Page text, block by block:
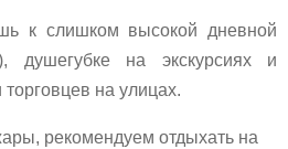
к слишком высокой дневной
душегубке на экскурсиях и
на улицах.
рекомендуем отдыхать на